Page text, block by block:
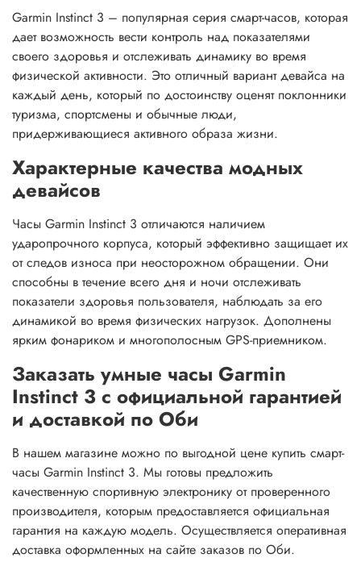
Garmin Instinct 3 – популярная серия смарт-часов, которая
дает возможность вести контроль над показателями
своего здоровья и отслеживать динамику во время
физической активности. Это отличный вариант девайса на
каждый день, который по достоинству оценят поклонники
туризма, спортсмены и обычные люди,
придерживающиеся активного образа жизни.
Характерные качества модных
девайсов
Часы Garmin Instinct 3 отличаются наличием
ударопрочного корпуса, который эффективно защищает их
от следов износа при неосторожном обращении. Они
способны в течение всего дня и ночи отслеживать
показатели здоровья пользователя, наблюдать за его
динамикой во время физических нагрузок. Дополнены
ярким фонариком и многополосным GPS-приемником.
Заказать умные часы Garmin
Instinct 3 с официальной гарантией
и доставкой по Оби
В нашем магазине можно по выгодной цене купить смарт-
часы Garmin Instinct 3. Мы готовы предложить
качественную спортивную электронику от проверенного
производителя, которым предоставляется официальная
гарантия на каждую модель. Осуществляется оперативная
доставка оформленных на сайте заказов по Оби.